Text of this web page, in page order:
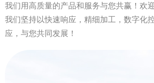
我们用高质量的产品和服务与您共赢！欢
我们坚持以快速响应，精细加工，数字化
应，与您共同发展！